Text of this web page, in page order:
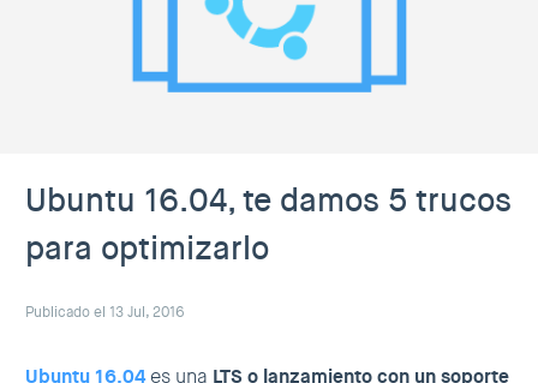
Ubuntu 16.04, te damos 5 trucos
para optimizarlo
Publicado el 13 Jul, 2016
Ubuntu 16.04 es una LTS o lanzamiento con un soporte